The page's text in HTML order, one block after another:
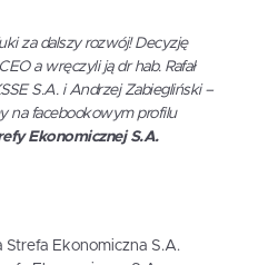
za dalszy rozwój! Decyzję
a wręczyli ją dr hab. Rafał
S.A. i Andrzej Zabiegliński –
na facebookowym profilu
Ekonomicznej S.A.
Strefa Ekonomiczna S.A.